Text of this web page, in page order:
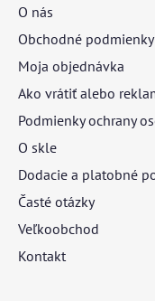
O nás
Obchodné podmienky
Moja objednávka
Ako vrátiť alebo
Podmienky ochrany
O skle
Dodacie a platobné
Časté otázky
Veľkoobchod
Kontakt